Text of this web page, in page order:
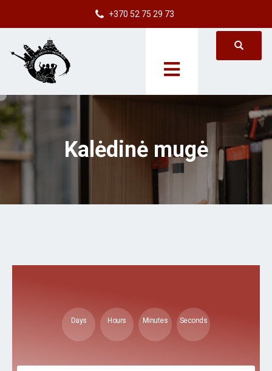
+370 52 75 29 73
Kalėdinė mugė
Days Hours Minutes Seconds